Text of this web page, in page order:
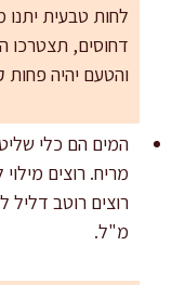
לחות טבעית
דחוסים, תצטרכו
והטעם יהיה פחות
המים הם כלי
מ"ל.